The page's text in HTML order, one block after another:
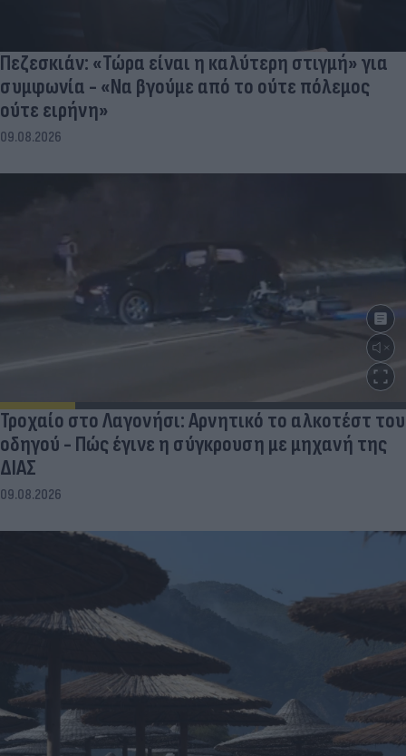
Πεζεσκιάν: «Τώρα είναι η καλύτερη στιγμή» για
συμφωνία - «Να βγούμε από το ούτε πόλεμος
ούτε ειρήνη»
09.08.2026
Τροχαίο στο Λαγονήσι: Αρνητικό το αλκοτέστ του
οδηγού - Πώς έγινε η σύγκρουση με μηχανή της
ΔΙΑΣ
09.08.2026